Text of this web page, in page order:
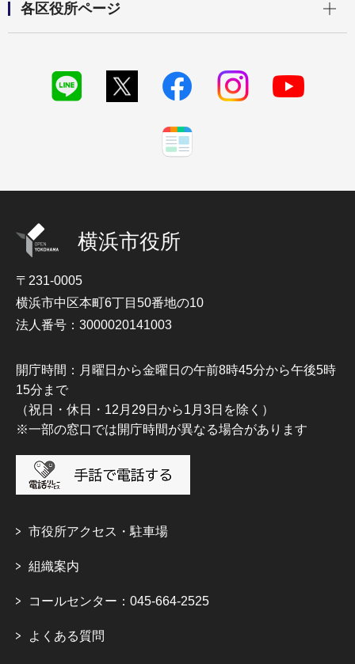
各区役所ページ
横浜市役所
〒231-0005
横浜市中区本町6丁目50番地の10
法人番号：3000020141003
開庁時間：月曜日から金曜日の午前8時45分から午後5時
15分まで
（祝日・休日・12月29日から1月3日を除く）
※一部の窓口では開庁時間が異なる場合があります
市役所アクセス・駐車場
組織案内
コールセンター：045-664-2525
よくある質問